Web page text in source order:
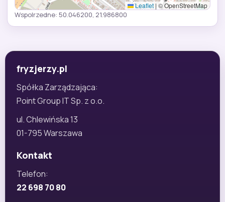
Leaflet | © OpenStreetMap
Wspolrzedne: 50.046200, 21.986800
fryzjerzy.pl
Spółka Zarządzająca:
Point Group IT Sp. z o.o.
ul. Chlewińska 13
01-795 Warszawa
Kontakt
Telefon:
22 698 70 80